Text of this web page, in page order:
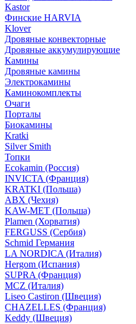
Kastor
Финские HARVIA
Klover
Дровяные конвекторные
Дровяные аккумулирующие
Камины
Дровяные камины
Электрокамины
Каминокомплекты
Очаги
Порталы
Биокамины
Kratki
Silver Smith
Топки
Ecokamin (Россия)
INVICTA (Франция)
KRATKI (Польша)
ABX (Чехия)
KAW-MET (Польша)
Plamen (Хорватия)
FERGUSS (Сербия)
Schmid Германия
LA NORDICA (Италия)
Hergom (Испания)
SUPRA (Франция)
MCZ (Италия)
Liseo Castiron (Швеция)
CHAZELLES (Франция)
Keddy (Швеция)